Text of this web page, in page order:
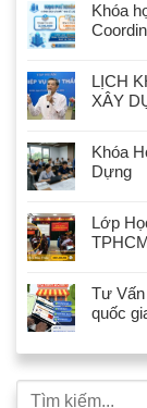
Khóa
LỊCH
XÂY
Khóa
Dựng
Lớp
Tư Vấn
quốc